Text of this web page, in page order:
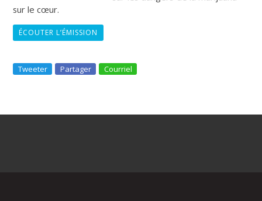
sur le cœur.
ÉCOUTER L’ÉMISSION
Tweeter Partager Courriel